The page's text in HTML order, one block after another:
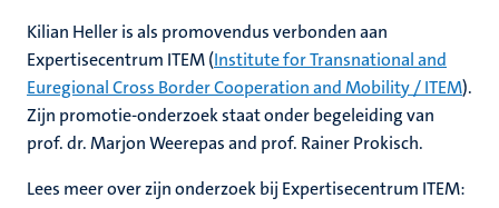
Kilian Heller is als promovendus verbonden aan
Expertisecentrum ITEM (Institute for Transnational and
Euregional Cross Border Cooperation and Mobility / ITEM).
Zijn promotie-onderzoek staat onder begeleiding van
prof. dr. Marjon Weerepas and prof. Rainer Prokisch.
Lees meer over zijn onderzoek bij Expertisecentrum ITEM: